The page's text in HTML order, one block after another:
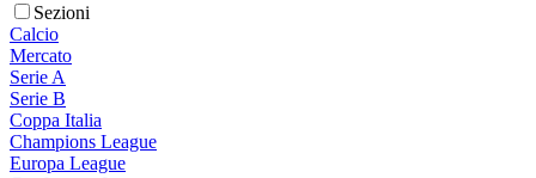
Sezioni
Calcio
Mercato
Serie A
Serie B
Coppa Italia
Champions League
Europa League